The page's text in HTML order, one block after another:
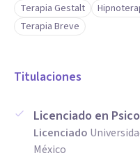
Terapia Gestalt
Terapia Breve
Titulaciones
Licenciado en
Licenciado
México